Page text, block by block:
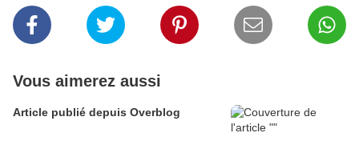
Vous aimerez aussi
Article publié depuis Overblog